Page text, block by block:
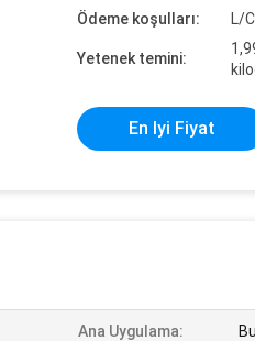
Ödeme koşulları:
L/
Yetenek temini:
En Iyi Fiyat
Ana Uygulama: